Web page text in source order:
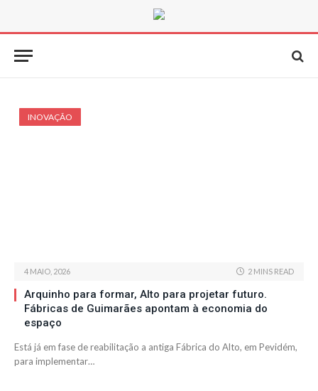
INOVAÇÃO
4 MAIO, 2026 2 MINS READ
Arquinho para formar, Alto para projetar futuro.
Fábricas de Guimarães apontam à economia do
espaço
Está já em fase de reabilitação a antiga Fábrica do Alto, em Pevidém,
para implementar…